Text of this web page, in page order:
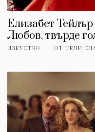
Елизабет
Любов, твърде
ИЗКУСТВО ОТ НЕЛИ